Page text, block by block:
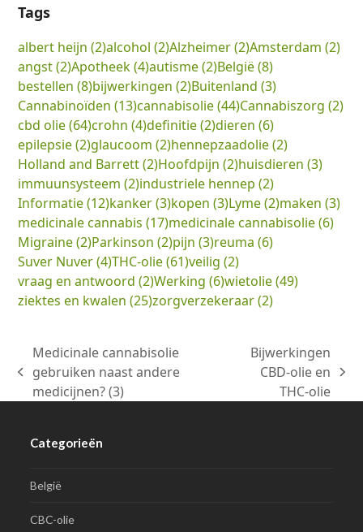
Tags
albert heijn (2)alcohol (2)Alzheimer(2)Amsterdam (2)
angst(2)Apotheek(4)autisme(2)België(8)
bestellen (8)bijwerkingen (2)Buitenland (3)
Cannabinoïden (13)cannabisolie(44)Cannabiszorg (2)
cbd olie(64)crohn (4)definitie(2)dieren (6)
epilepsie(2)glaucoom (2)hennepzaadolie(2)
Holland and Barrett(2)Hoofdpijn (2)huisdieren (3)
immuunsysteem (2)industriele hennep (2)
Informatie(12)kanker(3)kopen (3)Lyme(2)maken (3)
medicinale cannabis (17)medicinale cannabisolie(6)
Migraine(2)Parkinson (2)pijn (3)reuma (6)
Suver Nuver(4)THC-olie(61)veilig (2)
vraag en antwoord (2)Werking (6)wietolie(49)
ziektes en kwalen (25)zorgverzekeraar(2)
previous
post:
Medicinale cannabisolie
gebruiken naast andere
medicijnen? (3)
next
post:
Bijwerkingen
CBD-olie en
THC-olie
Categorieën
België
CBC-olie